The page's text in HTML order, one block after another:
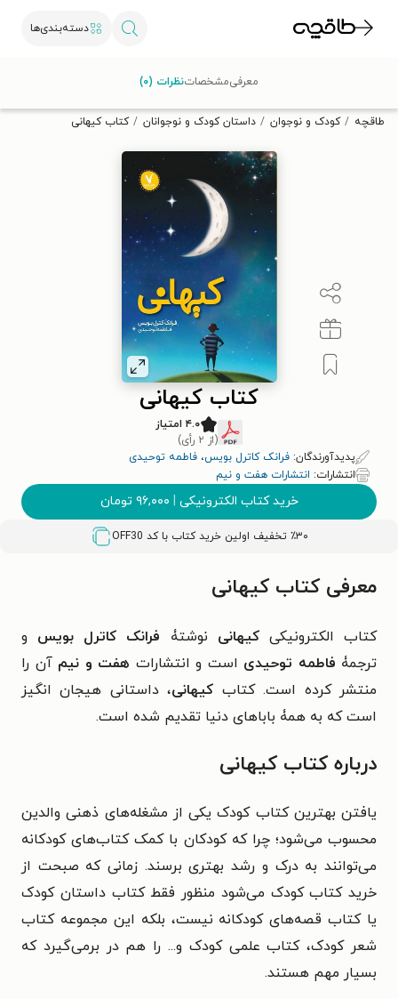
دسته‌بندی‌ها
تخفیف از طاقچه دریافت کن.
طاقچه کودک و نوجوان داستان کودک و نوجوانان کتاب کیهانی
کتاب کیهانی
۴.۰ امتیاز
(از ۲ رأی)
پدیدآورندگان: فرانک کاترل بویس، فاطمه توحیدی
انتشارات: انتشارات هفت و نیم
خرید کتاب الکترونیکی | ۹۶,۰۰۰ تومان
٪۳۰ تخفیف اولین خرید کتاب با کد OFF30
معرفیمشخصاتنظرات (۰)
معرفی کتاب کیهانی
کتاب الکترونیکی کیهانی نوشتۀ فرانک کاترل بویس و
ترجمۀ فاطمه توحیدی است و انتشارات هفت و نیم آن را
منتشر کرده است. کتاب کیهانی، داستانی هیجان انگیز
است که به همۀ باباهای دنیا تقدیم شده است.
درباره کتاب کیهانی
یافتن بهترین کتاب کودک یکی از مشغله‌های ذهنی والدین
محسوب می‌شود؛ چرا که کودکان با کمک کتاب‌های کودکانه
می‌توانند به درک و رشد بهتری برسند. زمانی که صبحت از
خرید کتاب کودک می‌شود منظور فقط کتاب داستان کودک
یا کتاب قصه‌های کودکانه نیست، بلکه این مجموعه کتاب
شعر کودک، کتاب علمی کودک و... را هم در برمی‌گیرد که
بسیار مهم هستند.